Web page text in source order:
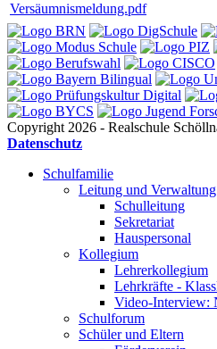
Versäumnismeldung.pdf
Copyright 2026 - Realschule
Datenschutz
Schulfamilie
Leitung und Verwaltung
Schulleitung
Sekretariat
Hauspersonal
Kollegium
Lehrerkollegium
Lehrkräfte -
Video-Interview:
Schulforum
Schüler und Eltern